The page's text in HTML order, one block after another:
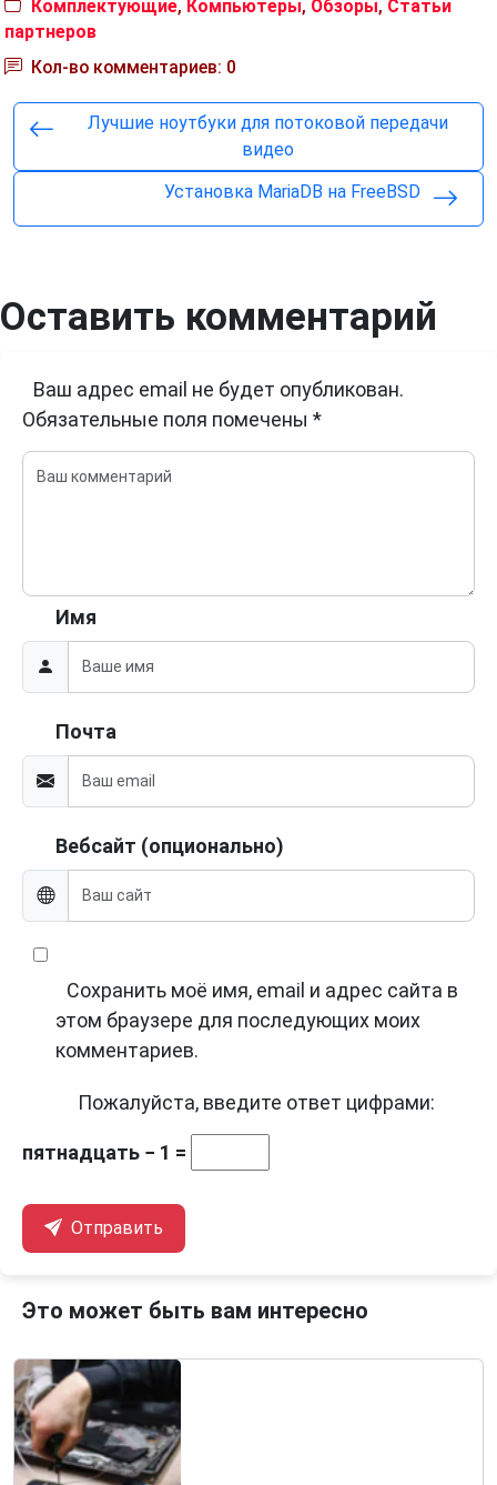
Комплектующие, Компьютеры, Обзоры, Статьи
партнеров
Кол-во комментариев: 0
Лучшие ноутбуки для потоковой передачи
видео
Установка MariaDB на FreeBSD
Оставить комментарий
Ваш адрес email не будет опубликован.
Обязательные поля помечены *
Имя
Почта
Вебсайт (опционально)
Сохранить моё имя, email и адрес сайта в
этом браузере для последующих моих
комментариев.
Пожалуйста, введите ответ цифрами:
пятнадцать − 1 =
Отправить
Это может быть вам интересно